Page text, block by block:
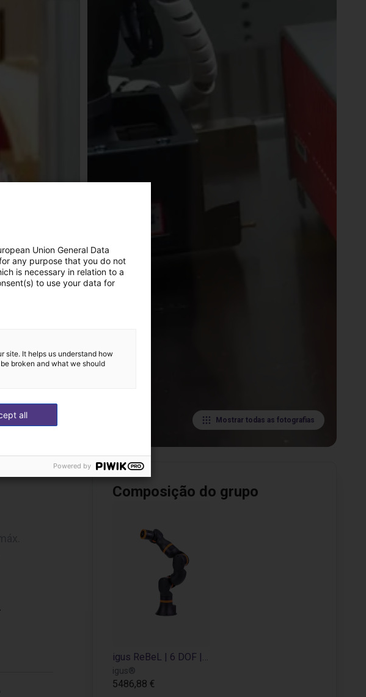
Mostrar todas as fotografias
Composição do grupo
igus®
5486,88 €
Union General Data
any purpose that you do not
is necessary in relation to a
to use your data for
site. It helps us understand how
broken and what we should
all
Powered by